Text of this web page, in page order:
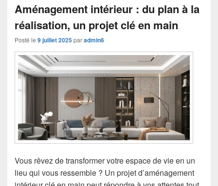
Aménagement intérieur : du plan à la
réalisation, un projet clé en main
Posté le 9 juillet 2025paradmin6
Vous rêvez de transformer votre espace de vie en un
lieu qui vous ressemble ? Un projet d’aménagement